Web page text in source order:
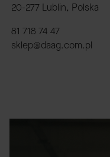
20-277 Lublin, Polska
81 718 74 47
sklep@daag.com.pl